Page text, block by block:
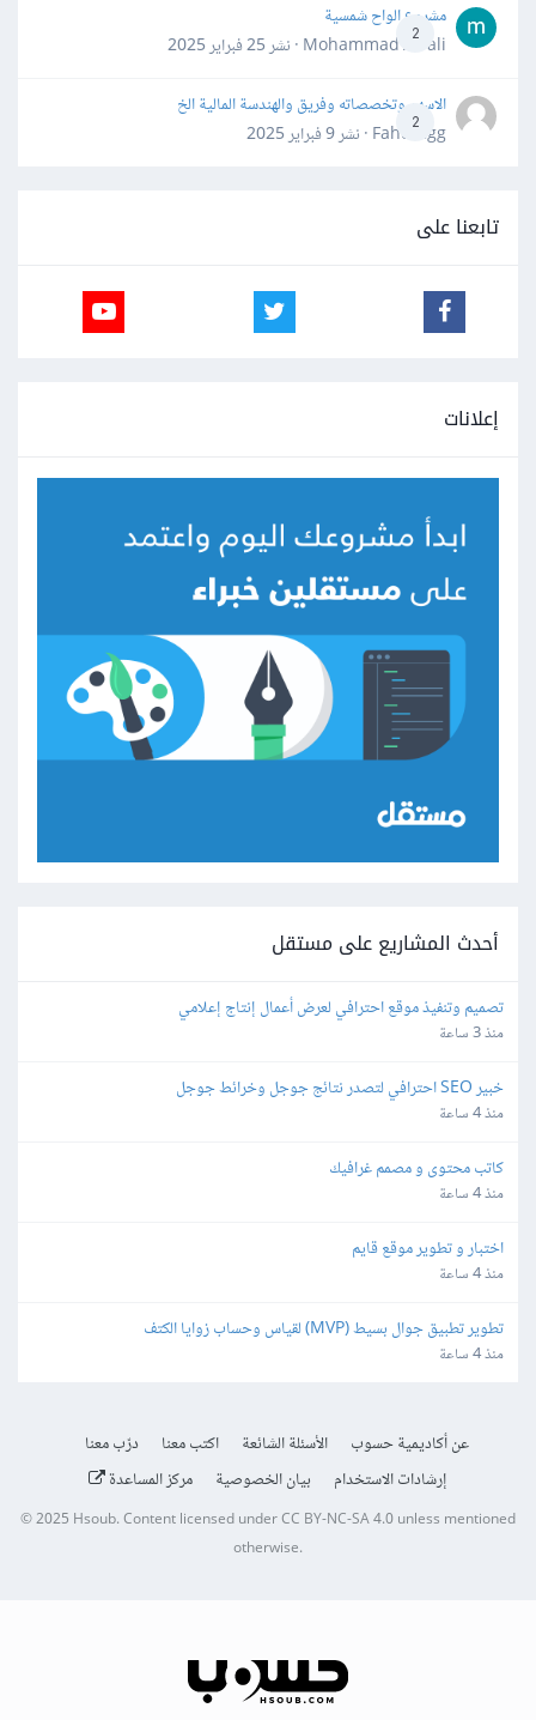
2
مشروع الواح شمسية
Mohammad Awali · نشر
25 فبراير 2025
2
الاسهم وتخصصاته وفريق والهندسة المالية الخ
Fahd Ggg · نشر
9 فبراير 2025
تابعنا على
إعلانات
أحدث المشاريع على مستقل
تصميم وتنفيذ موقع احترافي لعرض أعمال إنتاج إعلامي
منذ 3 ساعة
خبير SEO احترافي لتصدر نتائج جوجل وخرائط جوجل
منذ 4 ساعة
كاتب محتوى و مصمم غرافيك
منذ 4 ساعة
اختبار و تطوير موقع قايم
منذ 4 ساعة
تطوير تطبيق جوال بسيط (MVP) لقياس وحساب زوايا الكتف
منذ 4 ساعة
عن أكاديمية حسوب الأسئلة الشائعة اكتب معنا
درّب معنا
إرشادات الاستخدام
بيان الخصوصية مركز المساعدة
© 2025 Hsoub.Content licensed underCC BY-NC-SA 4.0unless mentioned
otherwise.